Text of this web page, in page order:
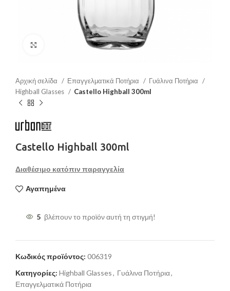
Αρχική σελίδα Επαγγελματικά Ποτήρια
Γυάλινα Ποτήρια
Highball Glasses
Castello Highball 300ml
Castello Highball 300ml
Διαθέσιμο κατόπιν παραγγελία
Αγαπημένα
5 βλέπουν το προϊόν αυτή τη στιγμή!
Κωδικός προϊόντος: 006319
Κατηγορίες: Highball Glasses, Γυάλινα Ποτήρια,
Επαγγελματικά Ποτήρια